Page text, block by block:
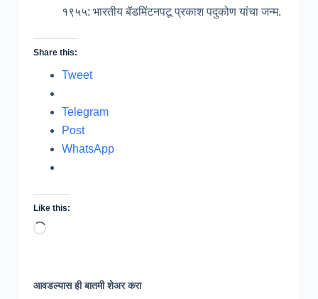
१९५५: भारतीय बॅडमिंटनपटू प्रकाश पदुकोण यांचा जन्म.
Share this:
Tweet
Telegram
Post
WhatsApp
Like this:
Loading…
आवडल्यास ही बातमी शेअर करा